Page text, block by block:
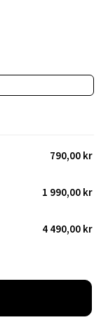
790,00 kr
1 990,00 kr
4 490,00 kr